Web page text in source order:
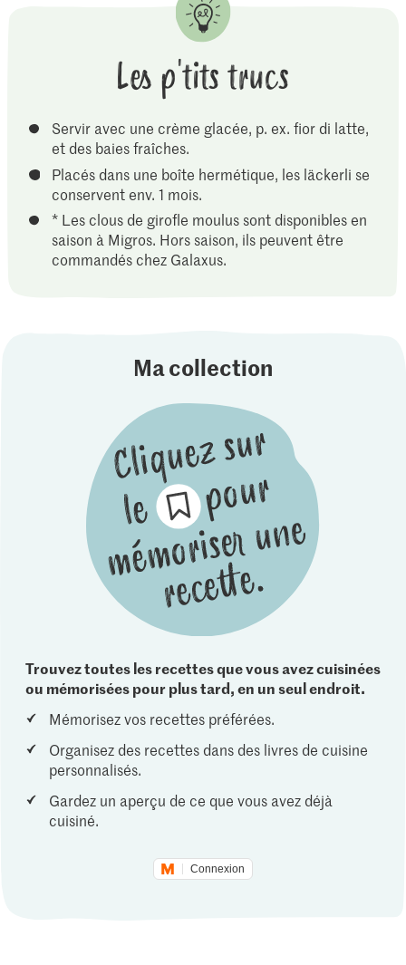
Les p'tits trucs
Servir avec une crème glacée, p. ex. fior di latte,
et des baies fraîches.
Placés dans une boîte hermétique, les läckerli se
conservent env. 1 mois.
* Les clous de girofle moulus sont disponibles en
saison à Migros. Hors saison, ils peuvent être
commandés chez Galaxus.
Ma collection
Trouvez toutes les recettes que vous avez cuisinées
ou mémorisées pour plus tard, en un seul endroit.
Mémorisez vos recettes préférées.
Organisez des recettes dans des livres de cuisine
personnalisés.
Gardez un aperçu de ce que vous avez déjà
cuisiné.
Connexion